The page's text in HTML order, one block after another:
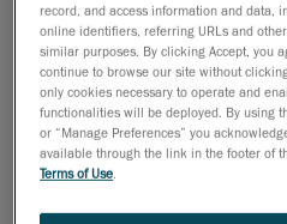
objetos existentes. Los
Go!SCAN 3D yVXmodel, un
escaneado a impresión en
perfecta para los
impresión en 3D y de la
Gracias a la combinación del
record, and access information and data,
online identifiers, referring URLs and
similar purposes. By clicking Accept, you
continue to browse our site without
only cookies necessary to operate and
functionalities will be deployed. By using
or “Manage Preferences” you
available through the link in the footer of
Terms of Use